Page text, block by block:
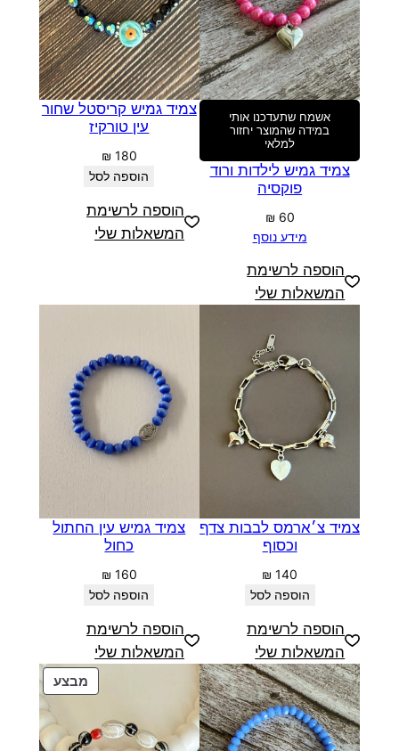
אשמח שתעדכנו אותי
במידה שהמוצר יחזור
למלאי
צמיד גמיש לילדות ורוד
פוקסיה
₪ 60
מידע נוסף
הוספה לרשימת
המשאלות שלי
צמיד גמיש קריסטל שחור
עין טורקיז
₪ 180
הוספה לסל
הוספה לרשימת
המשאלות שלי
צמיד צ׳ארמס לבבות צדף
וכסוף
₪ 140
הוספה לסל
הוספה לרשימת
המשאלות שלי
צמיד גמיש עין החתול
כחול
₪ 160
הוספה לסל
הוספה לרשימת
המשאלות שלי
מבצעמוצרים
במבצע